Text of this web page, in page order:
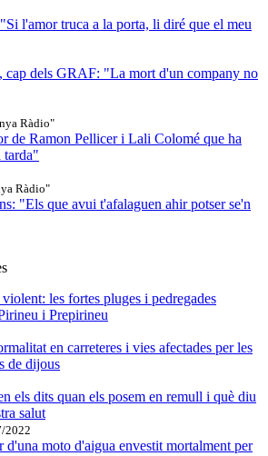
l'amor truca a la porta, li diré que el meu
cap dels GRAF: "La mort d'un company no
Ràdio"
de Ramon Pellicer i Lali Colomé que ha
tarda"
Ràdio"
"Els que avui t'afalaguen ahir potser se'n
les fortes pluges i pedregades
i Prepirineu
en carreteres i vies afectades per les
de dijous
els dits quan els posem en remull i què diu
salut
2022
d'una moto d'aigua envestit mortalment per